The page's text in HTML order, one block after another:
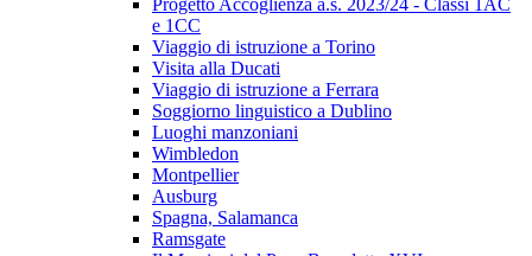
Progetto Accoglienza a.s. 2023/24 - Classi 1AC
e 1CC
Viaggio di istruzione a Torino
Visita alla Ducati
Viaggio di istruzione a Ferrara
Soggiorno linguistico a Dublino
Luoghi manzoniani
Wimbledon
Montpellier
Ausburg
Spagna, Salamanca
Ramsgate